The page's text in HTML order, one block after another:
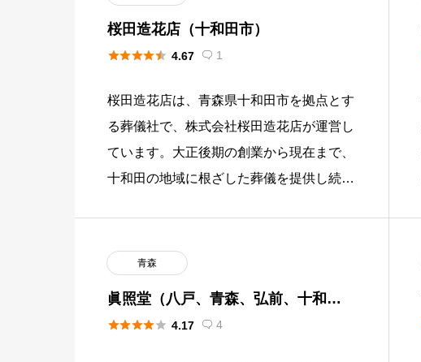
桜田造花店（十和田市）
 4.67  1
桜田造花店は、青森県十和田市を拠点とす
る葬儀社で、株式会社桜田造花店が運営し
ています。大正後期の創業から現在まで、
十和田の地域に根ざした葬儀を提供し続け
青森
眞照堂（八戸、青森、弘前、十和
田）
 4.17  4